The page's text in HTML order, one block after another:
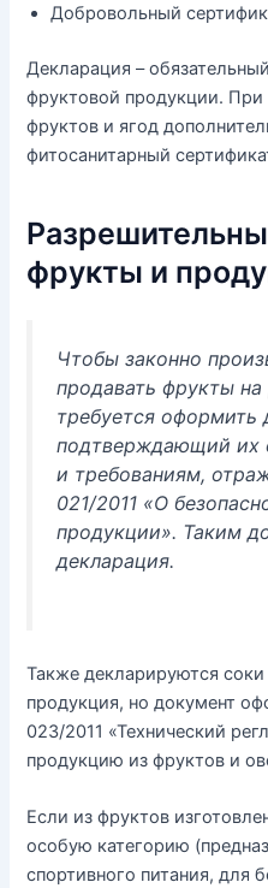
Добровольный
Декларация –
фруктовой продукции.
фруктов и ягод
фитосанитарный
фрукты и
Чтобы законно
продавать фрукты
требуется оформить
подтверждающий их
и требованиям,
021/2011 «О
продукции». Таким
декларация.
Также декларируются
продукция, но документ
023/2011 «Технический
продукцию из фруктов и
Если из фруктов
особую категорию
спортивного питания,